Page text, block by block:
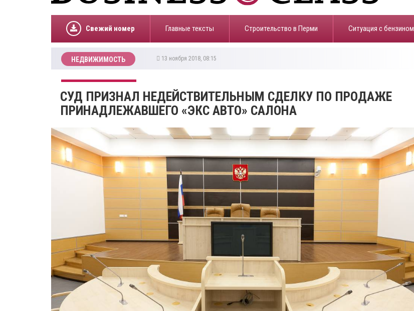
Свежий номер Главные тексты Строительство в Перми ​Ситуация с бензином
НЕДВИЖИМОСТЬ 13 ноября 2018, 08:15
СУД ПРИЗНАЛ НЕДЕЙСТВИТЕЛЬНЫМ СДЕЛКУ ПО ПРОДАЖЕ
ПРИНАДЛЕЖАВШЕГО «ЭКС АВТО» САЛОНА